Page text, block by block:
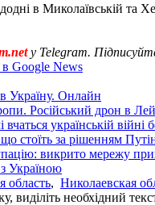
в Миколаївській та
у Telegram.
Google News
Україну. Онлайн
Російський дрон в
вчаться українській війні
стоїть за рішенням
викрито мережу
з Україною
область, Николаевская
виділіть необхідний